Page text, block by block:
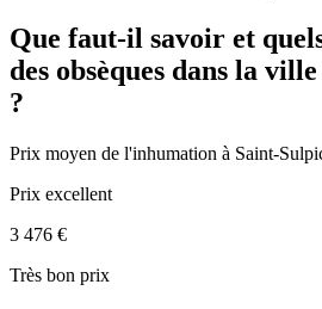
Que faut-il savoir et
des obsèques dans la
?
Prix moyen de l'inhumation à Saint-
Prix excellent
3 476 €
Très bon prix